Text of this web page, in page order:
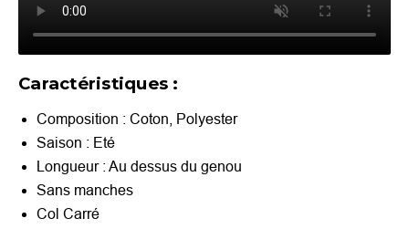
Caractéristiques :
Composition : Coton, Polyester
Saison : Eté
Longueur : Au dessus du genou
Sans manches
Col Carré